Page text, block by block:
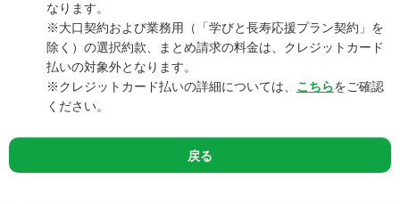
なります。
※大口契約および業務用（「学びと長寿応援プラン契約」を
除く）の選択約款、まとめ請求の料金は、クレジットカード
払いの対象外となります。
※クレジットカード払いの詳細については、 こちらをご確認
ください。
戻る